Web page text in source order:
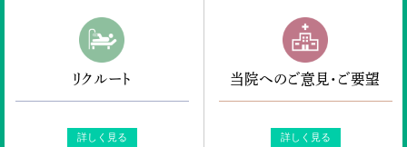
リクルート
詳しく見る
当院へのご意見・ご要望
詳しく見る